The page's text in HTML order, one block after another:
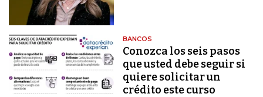
BANCOS
Conozca los seis pasos
que usted debe seguir si
quiere solicitar un
crédito este curso